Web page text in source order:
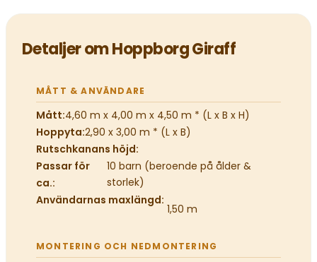
Detaljer om Hoppborg Giraff
MÅTT & ANVÄNDARE
Mått:4,60 m x 4,00 m x 4,50 m * (L x B x H)
Hoppyta:2,90 x 3,00 m * (L x B)
Rutschkanans höjd:
Passar för
ca.:
10 barn (beroende på ålder &
storlek)
Användarnas maxlängd:
1,50 m
MONTERING OCH NEDMONTERING